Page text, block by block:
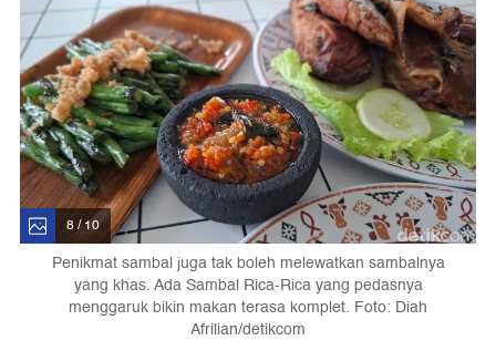
8 / 10
Penikmat sambal juga tak boleh melewatkan sambalnya
yang khas. Ada Sambal Rica-Rica yang pedasnya
menggaruk bikin makan terasa komplet. Foto: Diah
Afrilian/detikcom